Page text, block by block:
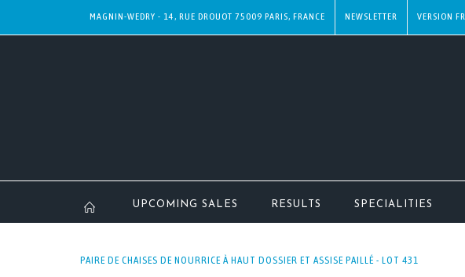
MAGNIN-WEDRY - 14, RUE DROUOT 75009 PARIS, FRANCE NEWSLETTER
UPCOMING SALES RESULTS SPECIALITIES
PAIRE DE CHAISES DE NOURRICE À HAUT DOSSIER ET ASSISE PAILLÉ - LOT 431